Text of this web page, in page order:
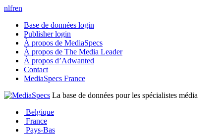
nlfren
Base de données login
Publisher login
À propos de MediaSpecs
À propos de The Media Leader
À propos d’Adwanted
Contact
MediaSpecs France
La base de données pour les spécialistes média
Belgique
France
Pays-Bas